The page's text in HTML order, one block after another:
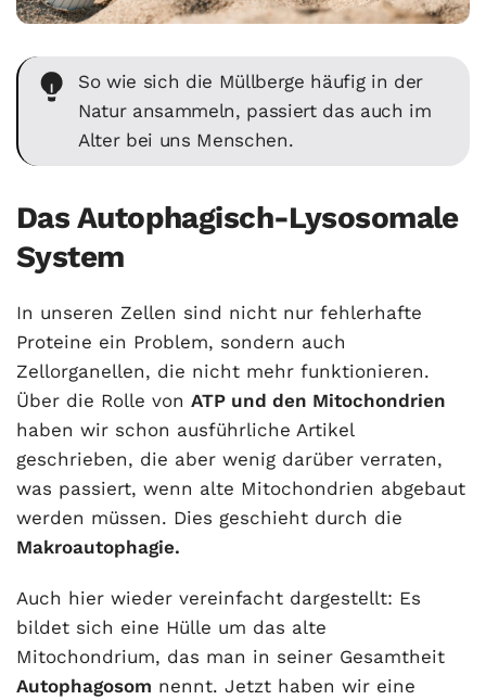
So wie sich die Müllberge häufig in der
Natur ansammeln, passiert das auch im
Alter bei uns Menschen.
Das Autophagisch-Lysosomale
System
In unseren Zellen sind nicht nur fehlerhafte
Proteine ein Problem, sondern auch
Zellorganellen, die nicht mehr funktionieren.
Über die Rolle vonATP und den Mitochondrien
haben wir schon ausführliche Artikel
geschrieben, die aber wenig darüber verraten,
was passiert, wenn alte Mitochondrien abgebaut
werden müssen. Dies geschieht durch die
Makroautophagie.
Auch hier wieder vereinfacht dargestellt: Es
bildet sich eine Hülle um das alte
Mitochondrium, das man in seiner Gesamtheit
Autophagosom nennt. Jetzt haben wir eine